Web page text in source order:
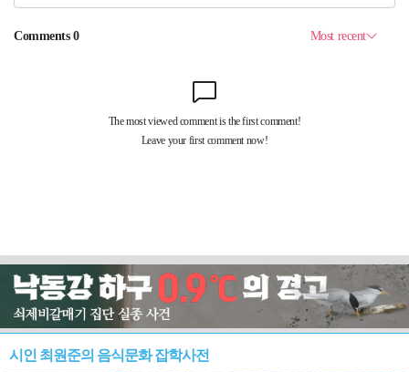
시인 최원준의 음식문화 잡학사전